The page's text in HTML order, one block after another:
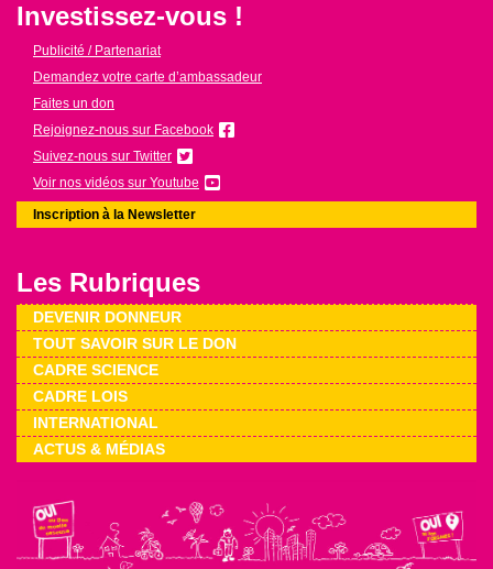
Investissez-vous !
Publicité / Partenariat
Demandez votre carte d’ambassadeur
Faites un don
Rejoignez-nous sur Facebook
Suivez-nous sur Twitter
Voir nos vidéos sur Youtube
Inscription à la Newsletter
Les Rubriques
DEVENIR DONNEUR
TOUT SAVOIR SUR LE DON
CADRE SCIENCE
CADRE LOIS
INTERNATIONAL
ACTUS & MÉDIAS